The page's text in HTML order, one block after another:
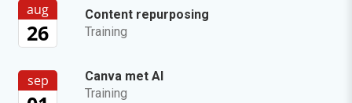
aug
26
Content repurposing
Training
sep
Canva met AI
Training